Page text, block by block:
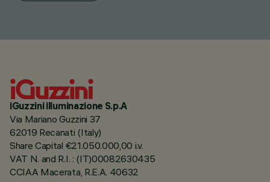
iGuzzini illuminazione S.p.A
Via Mariano Guzzini 37
62019 Recanati (Italy)
Share Capital €21.050.000,00 i.v.
VAT N. and R.I. : (IT)00082630435
CCIAA Macerata, R.E.A. 40632